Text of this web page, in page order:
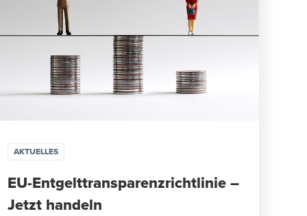
AKTUELLES
EU-Entgelttransparenzrichtlinie –
Jetzt handeln